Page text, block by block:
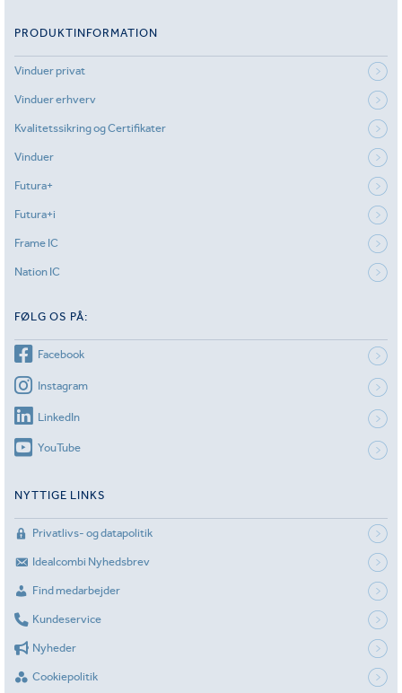
PRODUKTINFORMATION
Vinduer privat
Vinduer erhverv
Kvalitetssikring og Certifikater
Vinduer
Futura+
Futura+i
Frame IC
Nation IC
FØLG OS PÅ:
Facebook
Instagram
LinkedIn
YouTube
NYTTIGE LINKS
Privatlivs- og datapolitik
Idealcombi Nyhedsbrev
Find medarbejder
Kundeservice
Nyheder
Cookiepolitik